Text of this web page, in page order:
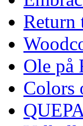
Return
Ole på
Colors